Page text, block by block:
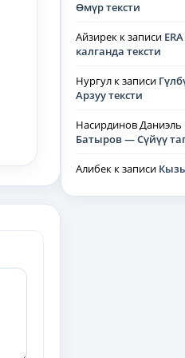
Өмүр тексти
Айзирек к записи
калганда тексти
Нургул к записи
Арзуу тексти
Насирдинов Даниэль
Батыров — Сүйүү
Алибек к записи